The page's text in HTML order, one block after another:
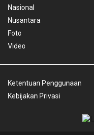
Nasional
Nusantara
Foto
Video
Ketentuan Penggunaan
Kebijakan Privasi